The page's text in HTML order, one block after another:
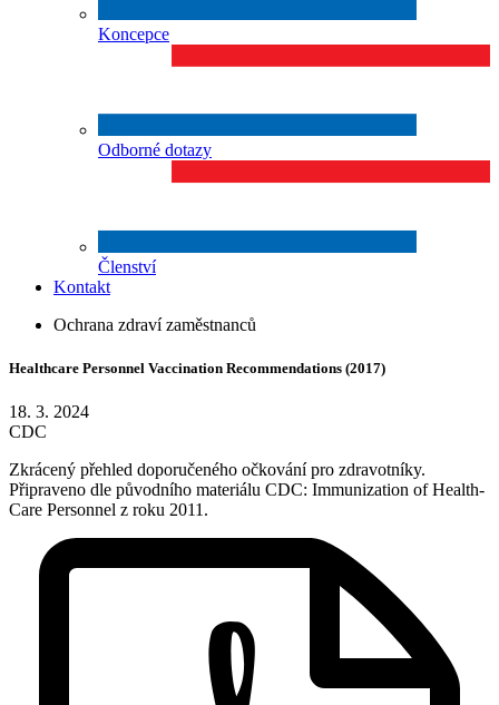
Koncepce
Odborné dotazy
Členství
Kontakt
Ochrana zdraví zaměstnanců
Healthcare Personnel Vaccination Recommendations (2017)
18. 3. 2024
CDC
Zkrácený přehled doporučeného očkování pro zdravotníky.
Připraveno dle původního materiálu CDC: Immunization of Health-
Care Personnel z roku 2011.